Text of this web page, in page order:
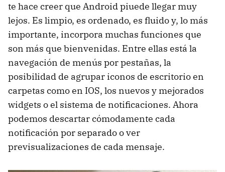
te hace creer que Android piuede llegar muy
lejos. Es limpio, es ordenado, es fluido y, lo más
importante, incorpora muchas funciones que
son más que bienvenidas. Entre ellas está la
navegación de menús por pestañas, la
posibilidad de agrupar iconos de escritorio en
carpetas como en IOS, los nuevos y mejorados
widgets o el sistema de notificaciones. Ahora
podemos descartar cómodamente cada
notificación por separado o ver
previsualizaciones de cada mensaje.